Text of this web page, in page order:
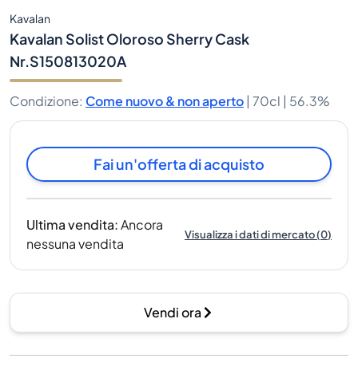
Kavalan
Kavalan Solist Oloroso Sherry Cask
Nr.S150813020A
Condizione: Come nuovo & non aperto | 70cl | 56.3%
Fai un'offerta di acquisto
Ultima vendita:Ancora
nessuna vendita
Visualizza i dati di mercato(0)
Vendi ora